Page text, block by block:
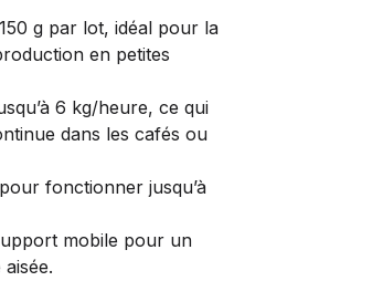
g par lot, idéal pour la
en petites
6 kg/heure, ce qui
dans les cafés ou
fonctionner jusqu’à
mobile pour un